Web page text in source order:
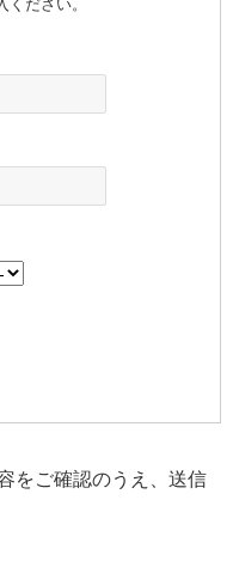
ださい。
をご確認のうえ、送信